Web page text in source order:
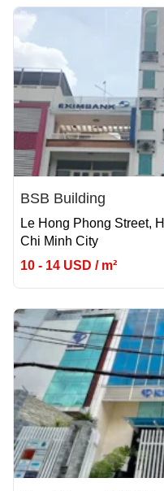
BSB Building
Le Hong Phong Street,
Chi Minh City
10 - 14 USD / m²